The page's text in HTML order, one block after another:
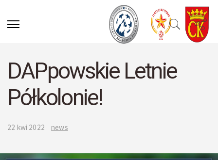
DAPpowskie Letnie
Półkolonie!
22 kwi 2022 news